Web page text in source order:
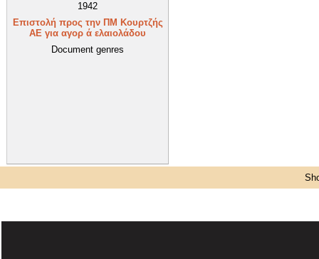
1942
Επιστολή προς την ΠΜ Κουρτζής
ΑΕ για αγορ ά ελαιολάδου
Document genres